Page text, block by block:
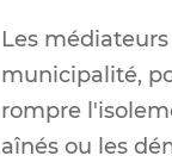
Les
municipalité,
rompre
aînés ou les